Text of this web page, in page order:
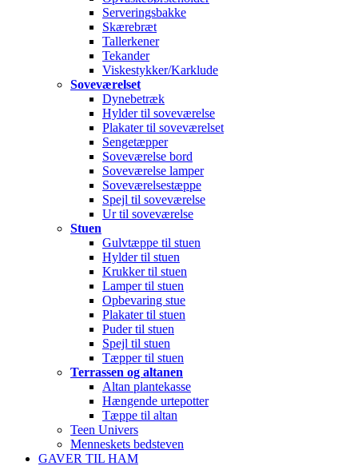
Serveringsbakke
Skærebræt
Tallerkener
Tekander
Viskestykker/Karklude
Soveværelset
Dynebetræk
Hylder til soveværelse
Plakater til soveværelset
Sengetæpper
Soveværelse bord
Soveværelse lamper
Soveværelsestæppe
Spejl til soveværelse
Ur til soveværelse
Stuen
Gulvtæppe til stuen
Hylder til stuen
Krukker til stuen
Lamper til stuen
Opbevaring stue
Plakater til stuen
Puder til stuen
Spejl til stuen
Tæpper til stuen
Terrassen og altanen
Altan plantekasse
Hængende urtepotter
Tæppe til altan
Teen Univers
Menneskets bedsteven
GAVER TIL HAM